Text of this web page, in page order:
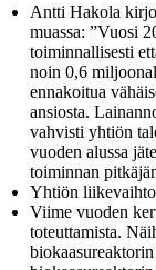
Antti Hakola
muassa: ”Vuosi
toiminnallisesti
noin 0,6
ennakoitua
ansiosta.
vahvisti yhtiön
vuoden alussa
toiminnan
Yhtiön
Viime vuoden
toteuttamista.